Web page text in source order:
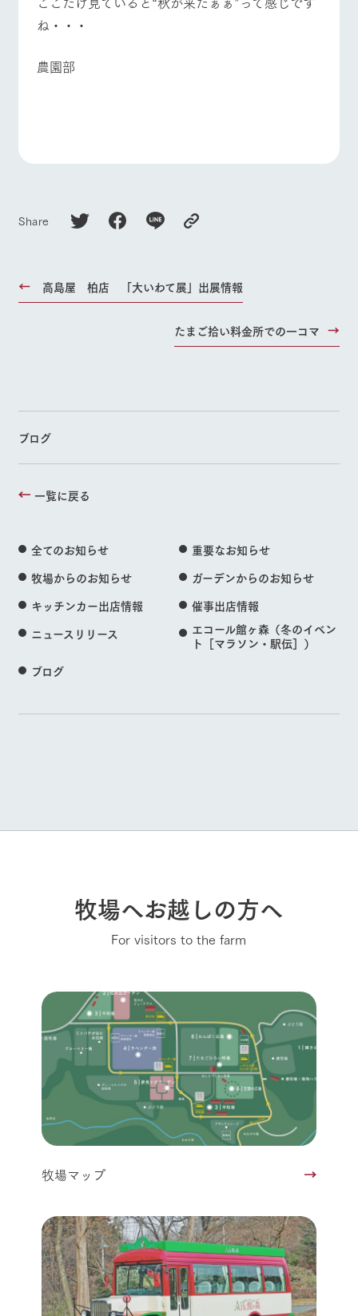
ね・・・
農園部
Share
高島屋 柏店 「大いわて展」出展情報
たまご拾い料金所での一コマ
ブログ
一覧に戻る
全てのお知らせ
重要なお知らせ
牧場からのお知らせ
ガーデンからのお知らせ
キッチンカー出店情報
催事出店情報
ニュースリリース
エコール館ヶ森（冬のイベン
ト［マラソン・駅伝］）
ブログ
牧場へお越しの方へ
For visitors to the farm
牧場マップ